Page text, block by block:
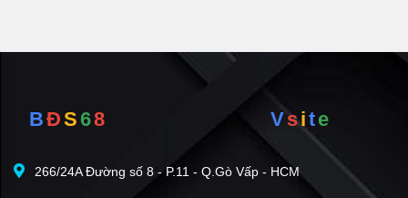
BĐS68 Vsite
266/24A Đường số 8 - P.11 - Q.Gò Vấp - HCM